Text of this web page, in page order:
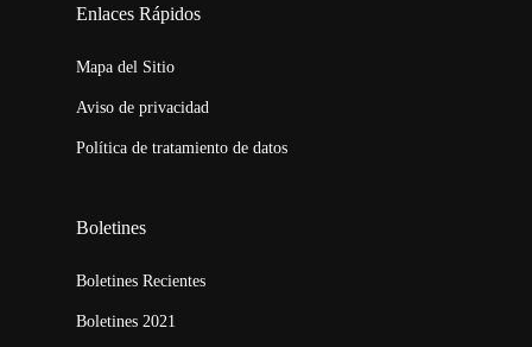
Enlaces Rápidos
Mapa del Sitio
Aviso de privacidad
Política de tratamiento de datos
Boletines
Boletines Recientes
Boletines 2021